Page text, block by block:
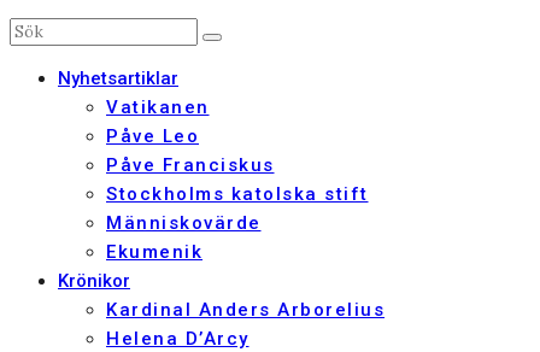
Nyhetsartiklar
Vatikanen
Påve Leo
Påve Franciskus
Stockholms katolska stift
Människovärde
Ekumenik
Krönikor
Kardinal Anders Arborelius
Helena D’Arcy